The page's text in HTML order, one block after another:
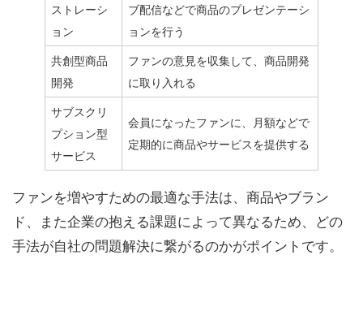
ストレーシ
ョン
ブ配信などで商品のプレゼンテーシ
ョンを行う
共創型商品
開発
ファンの意見を収集して、商品開発
に取り入れる
サブスクリ
プション型
サービス
会員になったファンに、月額などで
定期的に商品やサービスを提供する
ファンを増やすための最適な手法は、商品やブラン
ド、また企業の抱える課題によって異なるため、どの
手法が自社の問題解決に繋がるのかがポイントです。